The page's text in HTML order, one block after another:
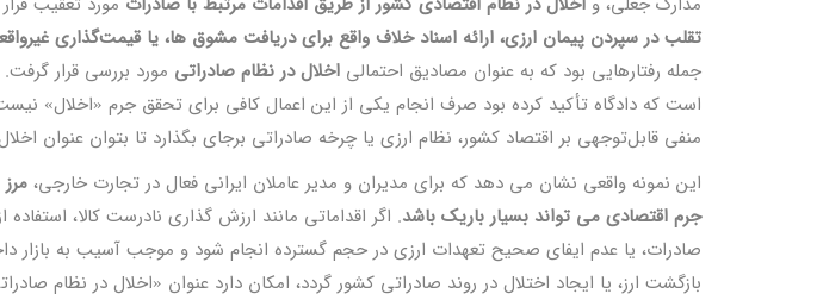
تقلب در سپردن پیمان ارزی، ارائه اسناد خلاف واقع برای دریافت مشوق‌ ها، یا قیمت‌گذاری
جمله رفتارهایی بود که به عنوان مصادیق احتمالی اخلال در نظام صادراتی مورد بررسی قرار
است که دادگاه تأکید کرده بود صرف انجام یکی از این اعمال کافی برای تحقق جرم «اخلال» نیست،
منفی قابل‌توجهی بر اقتصاد کشور، نظام ارزی یا چرخه صادراتی برجای بگذارد تا بتوان عنوان
این نمونه واقعی نشان می‌ دهد که برای مدیران و مدیر عاملان ایرانی فعال در تجارت خارجی،
جرم اقتصادی می ‌تواند بسیار باریک باشد. اگر اقداماتی مانند ارزش ‌گذاری نادرست کالا، استفاده
صادرات، یا عدم ایفای صحیح تعهدات ارزی در حجم گسترده انجام شود و موجب آسیب به بازار
بازگشت ارز، یا ایجاد اختلال در روند صادراتی کشور گردد، امکان دارد عنوان «اخلال در نظام